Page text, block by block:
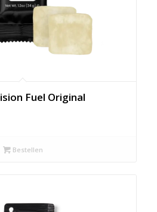
Fuel Original
Bestellen